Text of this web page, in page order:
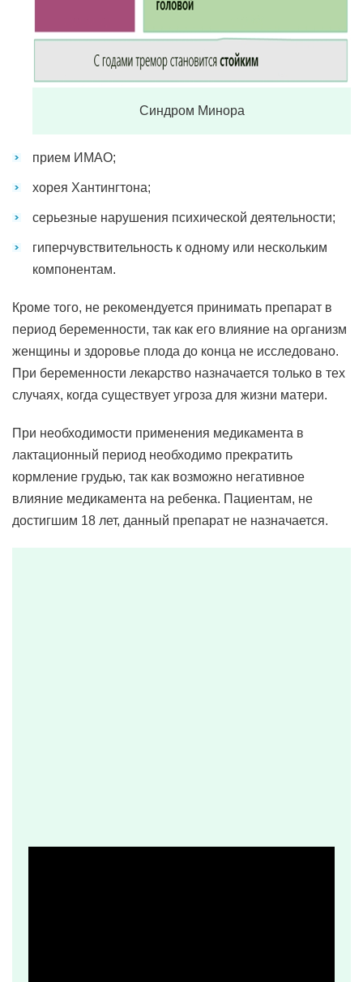
Синдром Минора
прием ИМАО;
хорея Хантингтона;
серьезные нарушения психической деятельности;
гиперчувствительность к одному или нескольким
компонентам.
Кроме того, не рекомендуется принимать препарат в
период беременности, так как его влияние на организм
женщины и здоровье плода до конца не исследовано.
При беременности лекарство назначается только в тех
случаях, когда существует угроза для жизни матери.
При необходимости применения медикамента в
лактационный период необходимо прекратить
кормление грудью, так как возможно негативное
влияние медикамента на ребенка. Пациентам, не
достигшим 18 лет, данный препарат не назначается.